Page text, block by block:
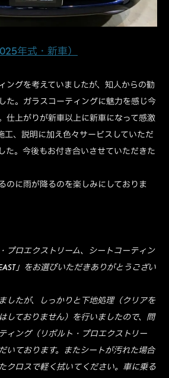
年式・新車）
ングを考えていましたが、知人からの勧
た。ガラスコーティングに魅力を感じ今
仕上がりが新車以上に新車になって感激
工、説明に加え色々サービスしていただ
た。今後もお付き合いさせていただきた
のに雨が降るのを楽しみにしておりま
プロエクストリーム、シートコーティン
」をお選びいただきありがとうござい
したが、しっかりと下地処理（クリアを
しておりません）を行いましたので、問
ィング（リボルト・プロエクストリー
いております。またシートが汚れた場合
クロスで軽く拭いてください。車に乗る